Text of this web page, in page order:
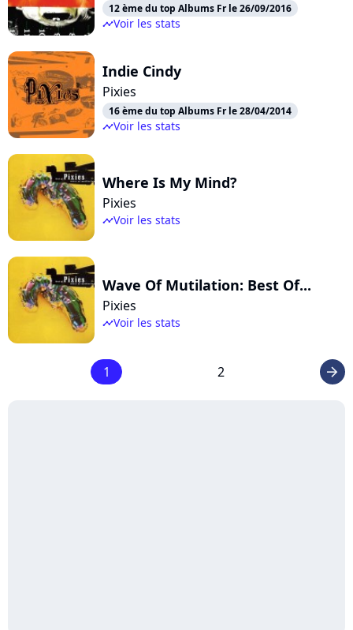
12 ème du top Albums Fr le 26/09/2016
timelineVoir les stats
Indie Cindy
Pixies
16 ème du top Albums Fr le 28/04/2014
timelineVoir les stats
Where Is My Mind?
Pixies
timelineVoir les stats
Wave Of Mutilation: Best Of...
Pixies
timelineVoir les stats
1 2 arrow_right